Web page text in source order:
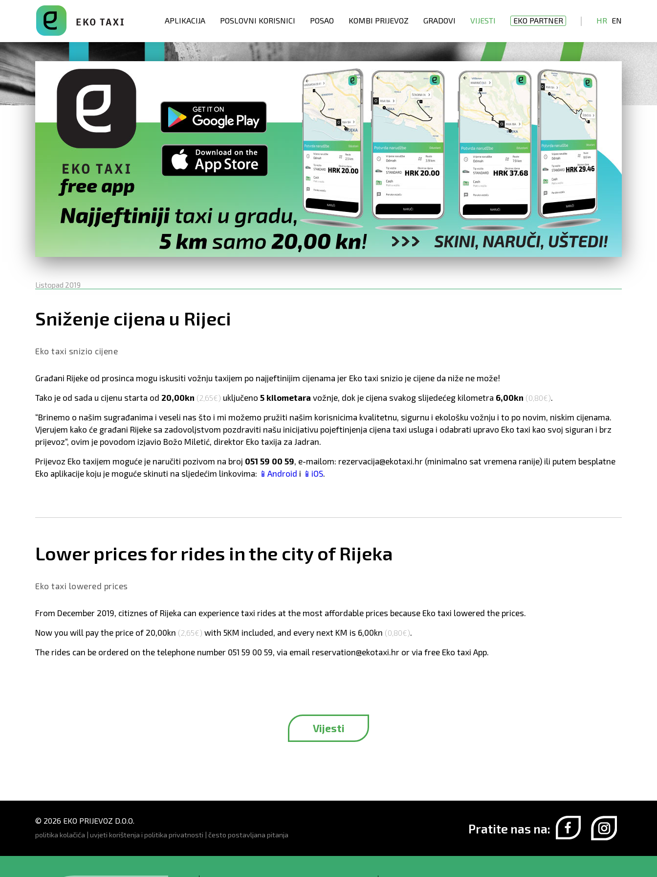
APLIKACIJA POSLOVNI KORISNICI POSAO KOMBI PRIJEVOZ GRADOVI VIJESTI EKO PARTNER HR EN
Listopad 2019
Sniženje cijena u Rijeci
Eko taxi snizio cijene
Građani Rijeke od prosinca mogu iskusiti vožnju taxijem po najjeftinijim cijenama jer Eko taxi snizio je cijene da niže ne može!
Tako je od sada u cijenu starta od 20,00kn (2,65€) uključeno 5 kilometara vožnje, dok je cijena svakog slijedećeg kilometra 6,00kn (0,80€).
“Brinemo o našim sugrađanima i veseli nas što i mi možemo pružiti našim korisnicima kvalitetnu, sigurnu i ekološku vožnju i to po novim, niskim cijenama.
Vjerujem kako će građani Rijeke sa zadovoljstvom pozdraviti našu inicijativu pojeftinjenja cijena taxi usluga i odabrati upravo Eko taxi kao svoj siguran i brz
prijevoz“, ovim je povodom izjavio Božo Miletić, direktor Eko taxija za Jadran.
Prijevoz Eko taxijem moguće je naručiti pozivom na broj 051 59 00 59, e-mailom: rezervacija@ekotaxi.hr (minimalno sat vremena ranije) ili putem besplatne
Eko aplikacije koju je moguće skinuti na sljedećim linkovima: 📱Android i 📱iOS.
Lower prices for rides in the city of Rijeka
Eko taxi lowered prices
From December 2019, citiznes of Rijeka can experience taxi rides at the most affordable prices because Eko taxi lowered the prices.
Now you will pay the price of 20,00kn (2,65€) with 5KM included, and every next KM is 6,00kn (0,80€).
The rides can be ordered on the telephone number 051 59 00 59, via email reservation@ekotaxi.hr or via free Eko taxi App.
Vijesti
© 2026 EKO PRIJEVOZ D.O.O.
politika kolačića | uvjeti korištenja i politika privatnosti | često postavljana pitanja Pratite nas na: